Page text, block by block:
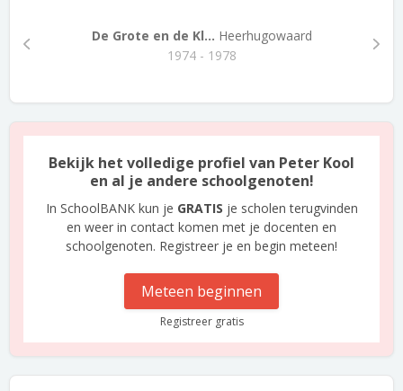
De Grote en de Kl... Heerhugowaard
1974 - 1978
Bekijk het volledige profiel van Peter Kool
en al je andere schoolgenoten!
In SchoolBANK kun je GRATIS je scholen terugvinden
en weer in contact komen met je docenten en
schoolgenoten. Registreer je en begin meteen!
Meteen beginnen
Registreer gratis